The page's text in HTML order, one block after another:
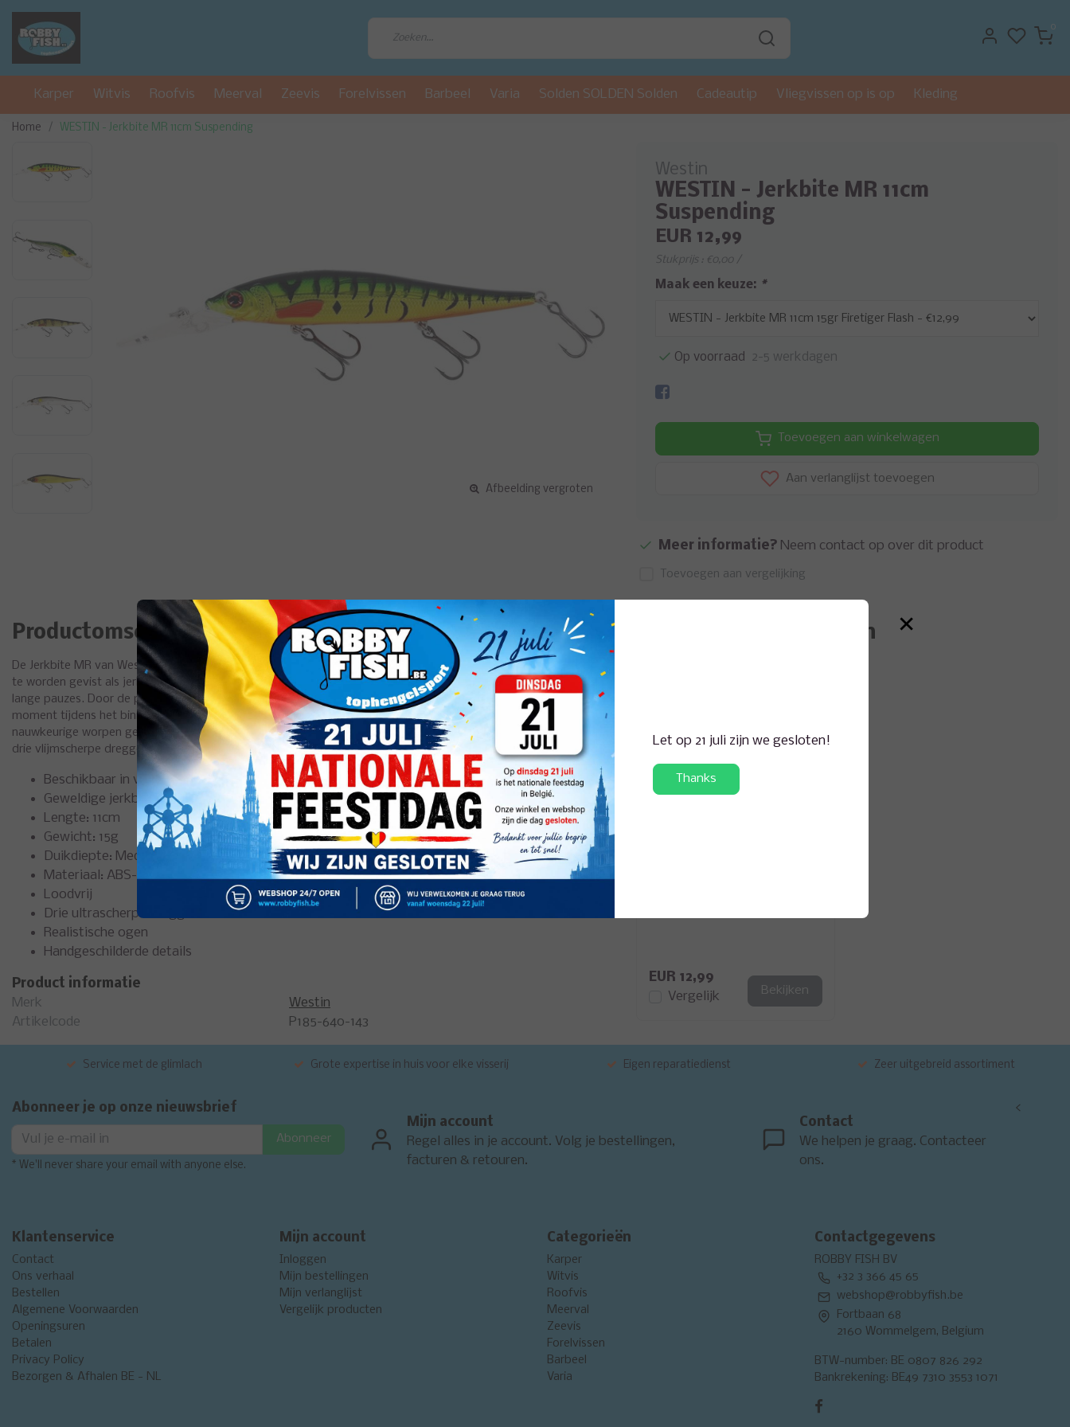
0
Karper Witvis Roofvis Meerval Zeevis Forelvissen Barbeel Varia Solden SOLDEN Solden Cadeautip Vliegvissen op is op Kleding
Home WESTIN - Jerkbite MR 11cm Suspending
Afbeelding vergroten
Westin
WESTIN - Jerkbite MR 11cm
Suspending
EUR 12,99
Stukprijs : €0,00 /
Maak een keuze: *
Op voorraad 2-5 werkdagen
Toevoegen aan winkelwagen
Aan verlanglijst toevoegen
Meer informatie? Neem contact op over dit product
Toevoegen aan vergelijking
Productomschrijving
De Jerkbite MR van Westin is een geweldige jerkbait. Deze jerkbait is ontworpen om onder alle omstandigheden
te worden gevist als jerkbait / twitchbait. Vis deze Jerkbite MR snel en agressief of gestaag binnen, met korte of
lange pauzes. Door de perfect uitgebalanceerde zwevende actie kan je veel aanbeten verwachten bij het pauze
moment tijdens het binnen vissen. Het speciale longcast-systeem zorgt ervoor dat het maken van lange en
nauwkeurige worpen geen probleem is. De jerkbait is gemaakt van
ABS
kunststof, is loodvrij en is voorzien van
drie vlijmscherpe dreggen. Afgewerkt met realistische ogen en handgeschilderde details!
Beschikbaar in verschillende kleuren!
Geweldige jerkbait
Lengte: 11cm
Gewicht: 15g
Duikdiepte: Medium Runner (MR) 1,5-3m
Materiaal: ABS-kunststof
Loodvrij
Drie ultrascherpe dreggen
Realistische ogen
Handgeschilderde details
Product informatie
Merk
Westin
Artikelcode
P185-640-143
Gerelateerde producten
EUR 12,99
Vergelijk
Bekijken
Service met de glimlach Grote expertise in huis voor elke visserij Eigen reparatiedienst Zeer uitgebreid assortiment
Abonneer je op onze nieuwsbrief
Abonneer
* We'll never share your email with anyone else.
Mijn account
Regel alles in je account. Volg je bestellingen,
facturen & retouren.
Contact
We helpen je graag. Contacteer
ons.
<
Klantenservice
Contact
Ons verhaal
Bestellen
Algemene Voorwaarden
Openingsuren
Betalen
Privacy Policy
Bezorgen & Afhalen BE - NL
Mijn account
Inloggen
Mijn bestellingen
Mijn verlanglijst
Vergelijk producten
Categorieën
Karper
Witvis
Roofvis
Meerval
Zeevis
Forelvissen
Barbeel
Varia
Contactgegevens
ROBBY FISH BV
+32 3 366 45 65
webshop@robbyfish.be
Fortbaan 68
2160 Wommelgem, Belgium
BTW-number: BE 0807 826 292
Bankrekening: BE49 7310 3553 1071
×
Let op 21 juli zijn we gesloten!
Thanks